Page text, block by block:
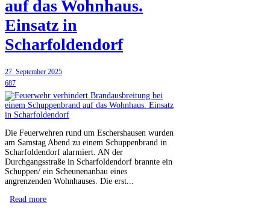
auf das Wohnhaus.
Einsatz in
Scharfoldendorf
27. September 2025
687
Die Feuerwehren rund um Eschershausen wurden
am Samstag Abend zu einem Schuppenbrand in
Scharfoldendorf alarmiert. AN der
Durchgangsstraße in Scharfoldendorf brannte ein
Schuppen/ ein Scheunenanbau eines
angrenzenden Wohnhauses. Die erst...
Read more